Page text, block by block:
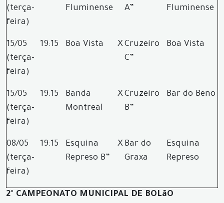
(terça-
feira)
Fluminense
A”
Fluminense
15/05
(terça-
feira)
19:15 Boa Vista XCruzeiro
C”
Boa Vista
15/05
(terça-
feira)
19:15
Banda
Montreal
XCruzeiro
B”
Bar do Beno
08/05
(terça-
feira)
19:15
Esquina
Represo B”
X Bar do
Graxa
Esquina
Represo
2° CAMPEONATO MUNICIPAL DE BOLãO